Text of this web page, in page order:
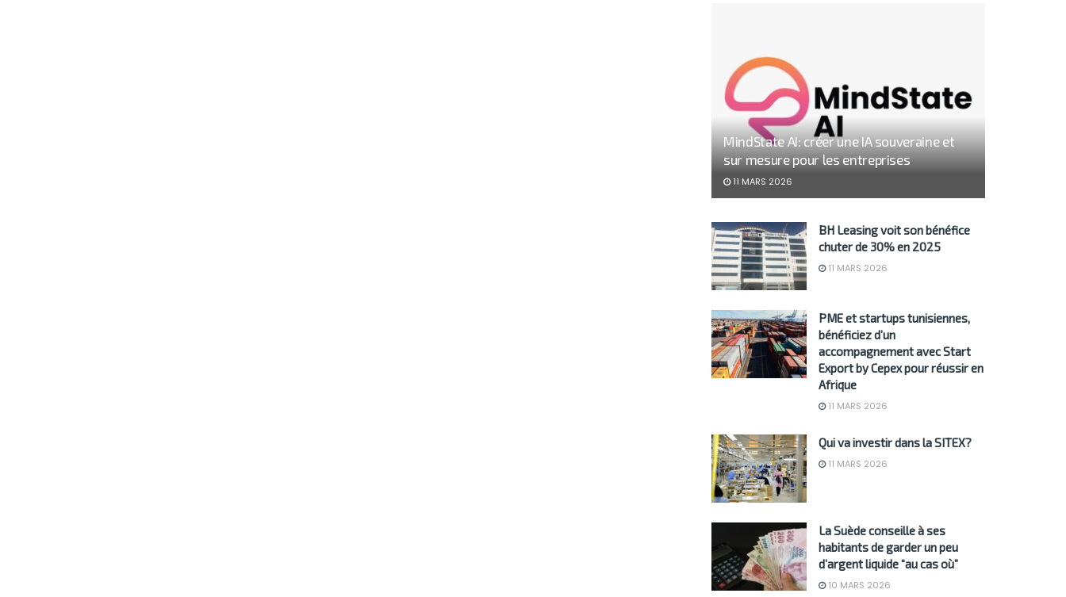
MindState AI: créer une IA souveraine et
sur mesure pour les entreprises
11 MARS 2026
BH Leasing voit son bénéfice
chuter de 30% en 2025
11 MARS 2026
PME et startups tunisiennes,
bénéficiez d’un
accompagnement avec Start
Export by Cepex pour réussir en
Afrique
11 MARS 2026
Qui va investir dans la SITEX?
11 MARS 2026
La Suède conseille à ses
habitants de garder un peu
d’argent liquide “au cas où”
10 MARS 2026